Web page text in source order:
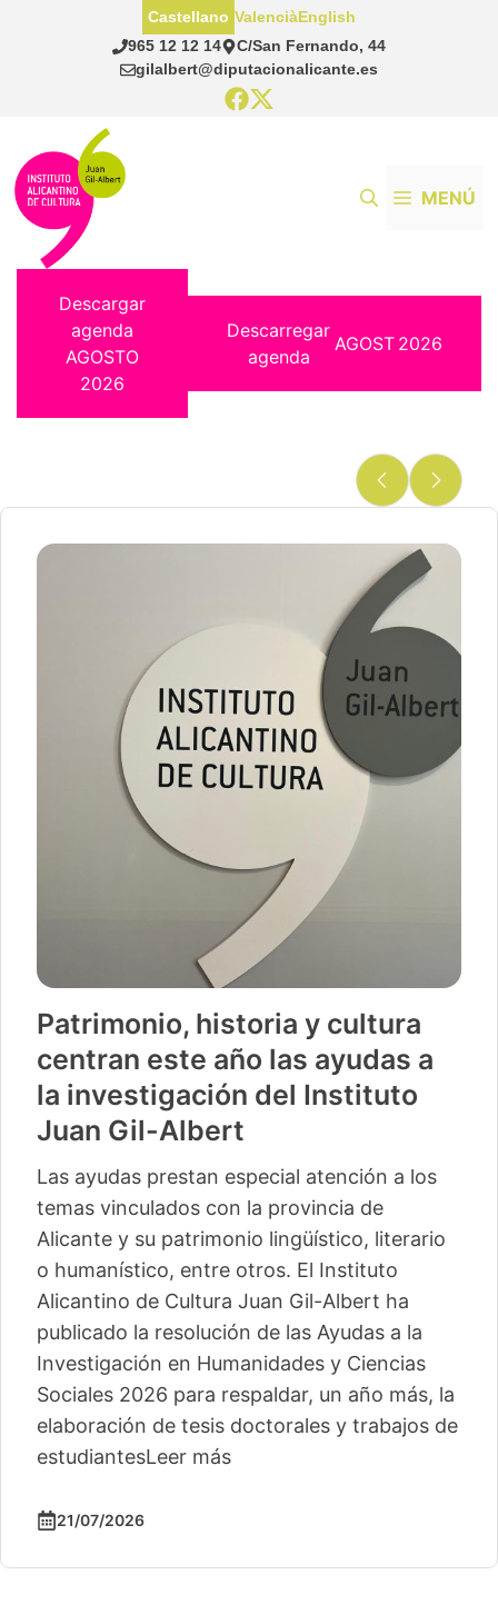
965 12 12 14
C/San Fernando, 44
gilalbert@diputacionalicante.es
Castellano ValenciàEnglish
MENÚ
Descargar
agenda
AGOSTO
2026
Descarregar
agenda
AGOST 2026
Patrimonio, historia y cultura
centran este año las ayudas a
la investigación del Instituto
Juan Gil-Albert
Las ayudas prestan especial atención a los
temas vinculados con la provincia de
Alicante y su patrimonio lingüístico, literario
o humanístico, entre otros. El Instituto
Alicantino de Cultura Juan Gil-Albert ha
publicado la resolución de las Ayudas a la
Investigación en Humanidades y Ciencias
Sociales 2026 para respaldar, un año más, la
elaboración de tesis doctorales y trabajos de
estudiantesLeer más
21/07/2026